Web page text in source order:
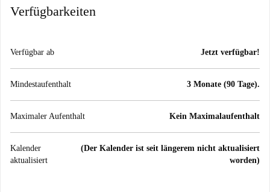
Verfügbarkeiten
Verfügbar ab Jetzt verfügbar!
Mindestaufenthalt 3 Monate (90 Tage).
Maximaler Aufenthalt Kein Maximalaufenthalt
Kalender
aktualisiert
(Der Kalender ist seit längerem nicht aktualisiert
worden)